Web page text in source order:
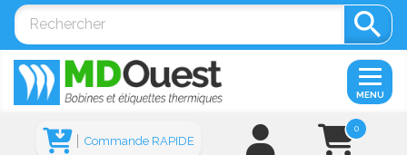

0
Commande RAPIDE
MENU